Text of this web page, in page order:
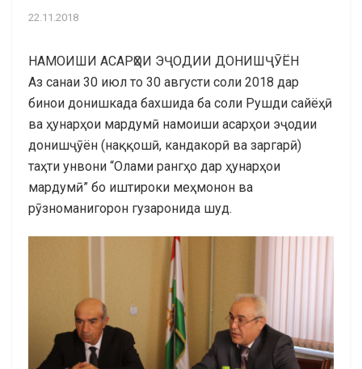
22.11.2018
НАМОИШИ АСАРҲОИ ЭҶОДИИ ДОНИШҶӮЁН
Аз санаи 30 июл то 30 августи соли 2018 дар
бинои донишкада бахшида ба соли Рушди сайёҳӣ
ва ҳунарҳои мардумӣ намоиши асарҳои эҷодии
донишҷӯён (наққошӣ, кандакорӣ ва заргарӣ)
таҳти унвони “Олами рангҳо дар ҳунарҳои
мардумӣ” бо иштироки меҳмонон ва
рӯзноманигорон гузаронида шуд.